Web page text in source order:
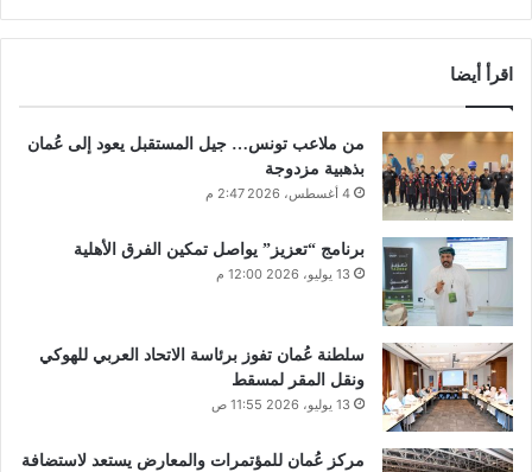
اقرأ أيضا
من ملاعب تونس… جيل المستقبل يعود إلى عُمان
بذهبية مزدوجة
4 أغسطس، 2026 2:47 م
برنامج “تعزيز” يواصل تمكين الفرق الأهلية
13 يوليو، 2026 12:00 م
سلطنة عُمان تفوز برئاسة الاتحاد العربي للهوكي
ونقل المقر لمسقط
13 يوليو، 2026 11:55 ص
مركز عُمان للمؤتمرات والمعارض يستعد لاستضافة